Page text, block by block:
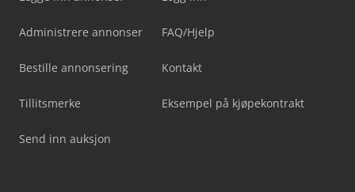
Administrere annonser
Bestille annonsering
Tillitsmerke
Send inn auksjon
FAQ/Hjelp
Kontakt
Eksempel på kjøpekontrakt